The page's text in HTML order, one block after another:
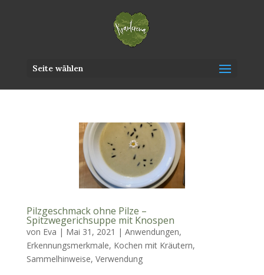
Seite wählen
Pilzgeschmack ohne Pilze –
Spitzwegerichsuppe mit Knospen
von Eva | Mai 31, 2021 | Anwendungen,
Erkennungsmerkmale, Kochen mit Kräutern,
Sammelhinweise, Verwendung